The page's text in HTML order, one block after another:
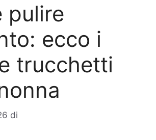
pulire
ecco i
trucchetti
di